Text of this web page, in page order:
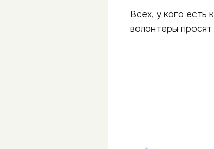
Всех, у кого
волонтеры